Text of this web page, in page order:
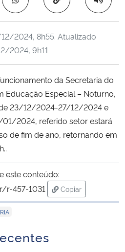
e Comunicações
dos Direitos Humanos
2024, 8h55. Atualizado
2024, 9h11
da Secretaria do
Educação Especial – Noturno,
23/12/2024-27/12/2024 e
2024, referido setor estará
de fim de ano, retornando em
este conteúdo:
r-457-1031
Copiar
para área de